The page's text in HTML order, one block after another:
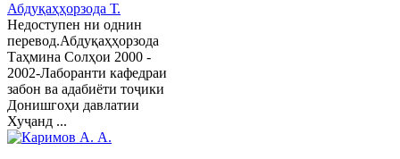
Абдуқаҳҳорзода Т.
Недоступен ни однин
перевод.Абдуқаҳҳорзода
Таҳмина Солҳои 2000 -
2002-Лаборанти кафедраи
забон ва адабиёти тоҷики
Донишгоҳи давлатии
Хуҷанд ...